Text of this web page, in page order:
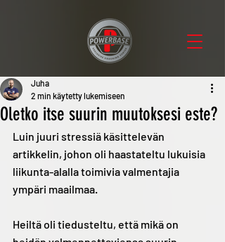
Oletko itse suurin muutoksesi este?
Juha
2 min käytetty lukemiseen
Luin juuri stressiä käsittelevän
artikkelin, johon oli haastateltu lukuisia
liikunta-alalla toimivia valmentajia
ympäri maailmaa.
Heiltä oli tiedusteltu, että mikä on